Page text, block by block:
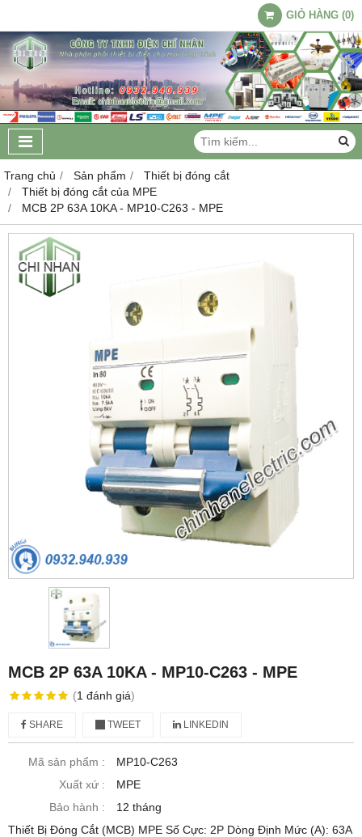
GIỎ HÀNG (0)
Trang chủ Sản phẩm
Thiết bị đóng cắt
Thiết bị đóng cắt của MPE
MCB 2P 63A 10KA - MP10-C263 - MPE
MCB 2P 63A 10KA - MP10-C263 - MPE
(1 đánh giá)
SHARE TWEET LINKEDIN
Mã sản phẩm :
MP10-C263
Xuất xứ :
MPE
Bảo hành :
12 tháng
Thiết Bị Đóng Cắt (MCB) MPE Số Cực: 2P Dòng Định Mức (A): 63A